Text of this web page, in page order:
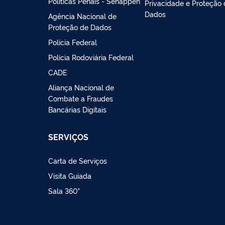
Agência Nacional de
Proteção de Dados
Polícia Federal
Polícia Rodoviária Federal
CADE
Aliança Nacional de
Combate a Fraudes
Bancárias Digitais
Privacidade e Proteção
Dados
SERVIÇOS
Carta de Serviços
Visita Guiada
Sala 360°